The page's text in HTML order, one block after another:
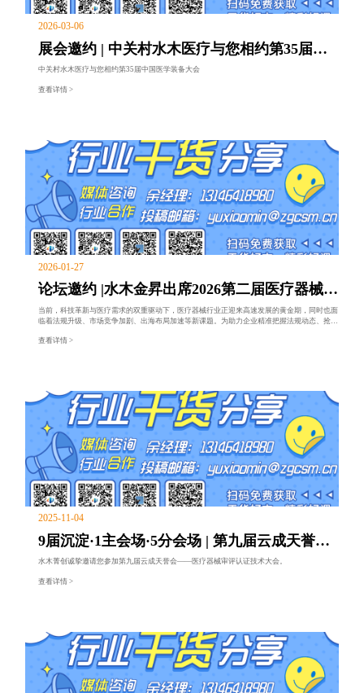
2026-03-06
展会邀约 | 中关村水木医疗与您相约第35届中
国医学装备大会
中关村水木医疗与您相约第35届中国医学装备大会
查看详情 >
2026-01-27
论坛邀约 |水木金昇出席2026第二届医疗器械监
管科学与法规大会，分享如何构
当前，科技革新与医疗需求的双重驱动下，医疗器械行业正迎来高速发展的黄金期，同时也面
临着法规升级、市场竞争加剧、出海布局加速等新课题。为助力企业精准把握法规动态、抢占
州重磅举办。
查看详情 >
2025-11-04
9届沉淀·1主会场·5分会场 | 第九届云成天誉会
医疗器械审评认证技术大会1
水木菁创诚挚邀请您参加第九届云成天誉会——医疗器械审评认证技术大会。
查看详情 >